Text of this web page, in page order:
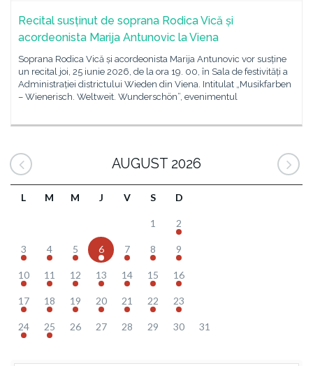
Recital susținut de soprana Rodica Vică și
acordeonista Marija Antunovic la Viena
Soprana Rodica Vică și acordeonista Marija Antunovic vor susține
un recital joi, 25 iunie 2026, de la ora 19. 00, în Sala de festivități a
Administrației districtului Wieden din Viena. Intitulat „Musikfarben
– Wienerisch. Weltweit. Wunderschön”, evenimentul
AUGUST 2026
L M M J V S D
1 2
3 4 5 6 7 8 9
10 11 12 13 14 15 16
17 18 19 20 21 22 23
24 25 26 27 28 29 30 31